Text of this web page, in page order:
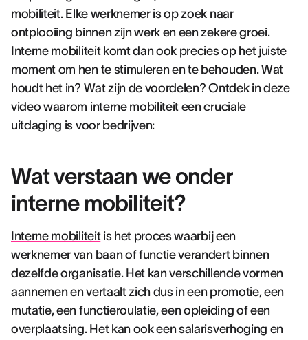
mobiliteit. Elke werknemer is op zoek naar
ontplooiing binnen zijn werk en een zekere groei.
Interne mobiliteit komt dan ook precies op het juiste
moment om hen te stimuleren en te behouden. Wat
houdt het in? Wat zijn de voordelen? Ontdek in deze
video waarom interne mobiliteit een cruciale
uitdaging is voor bedrijven:
Wat verstaan we onder
interne mobiliteit?
Interne mobiliteitis het proces waarbij een
werknemer van baan of functie verandert binnen
dezelfde organisatie. Het kan verschillende vormen
aannemen en vertaalt zich dus in een promotie, een
mutatie, een functieroulatie, een opleiding of een
overplaatsing. Het kan ook een salarisverhoging en